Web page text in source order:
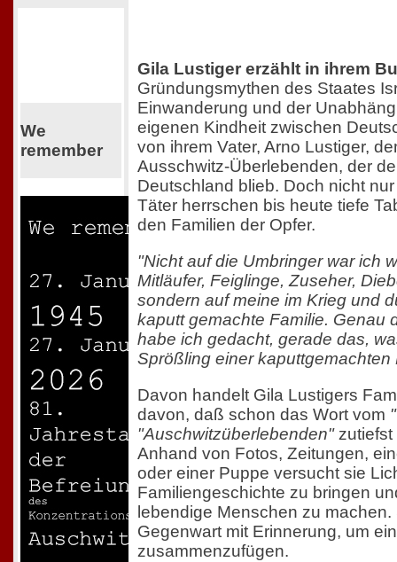
We
remember
Gila Lustiger erzählt in ihrem
Gründungsmythen des Staates
Einwanderung und der
eigenen Kindheit zwischen
von ihrem Vater, Arno Lustiger,
Ausschwitz-Überlebenden, der
Deutschland blieb. Doch nicht
Täter herrschen bis heute tiefe
den Familien der Opfer.
"Nicht auf die Umbringer war ich
Mitläufer, Feiglinge, Zuseher,
sondern auf meine im Krieg und
kaputt gemachte Familie. Genau
habe ich gedacht, gerade das,
Sprößling einer kaputtgemachten
Davon handelt Gila Lustigers
davon, daß schon das Wort vom
"Auschwitzüberlebenden"zutiefst
Anhand von Fotos, Zeitungen,
oder einer Puppe versucht sie
Familiengeschichte zu bringen
lebendige Menschen zu
Gegenwart mit Erinnerung, um
zusammenzufügen.